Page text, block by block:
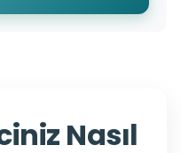
Nasıl